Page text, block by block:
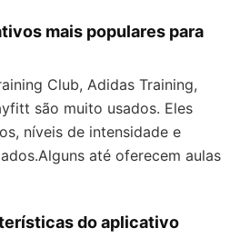
mais populares para
Club, Adidas Training,
são muito usados. Eles
níveis de intensidade e
até oferecem aulas
do aplicativo